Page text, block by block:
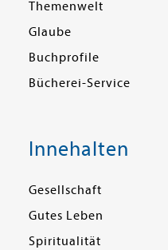
Themenwelt
Glaube
Buchprofile
Bücherei-Service
Innehalten
Gesellschaft
Gutes Leben
Spiritualität